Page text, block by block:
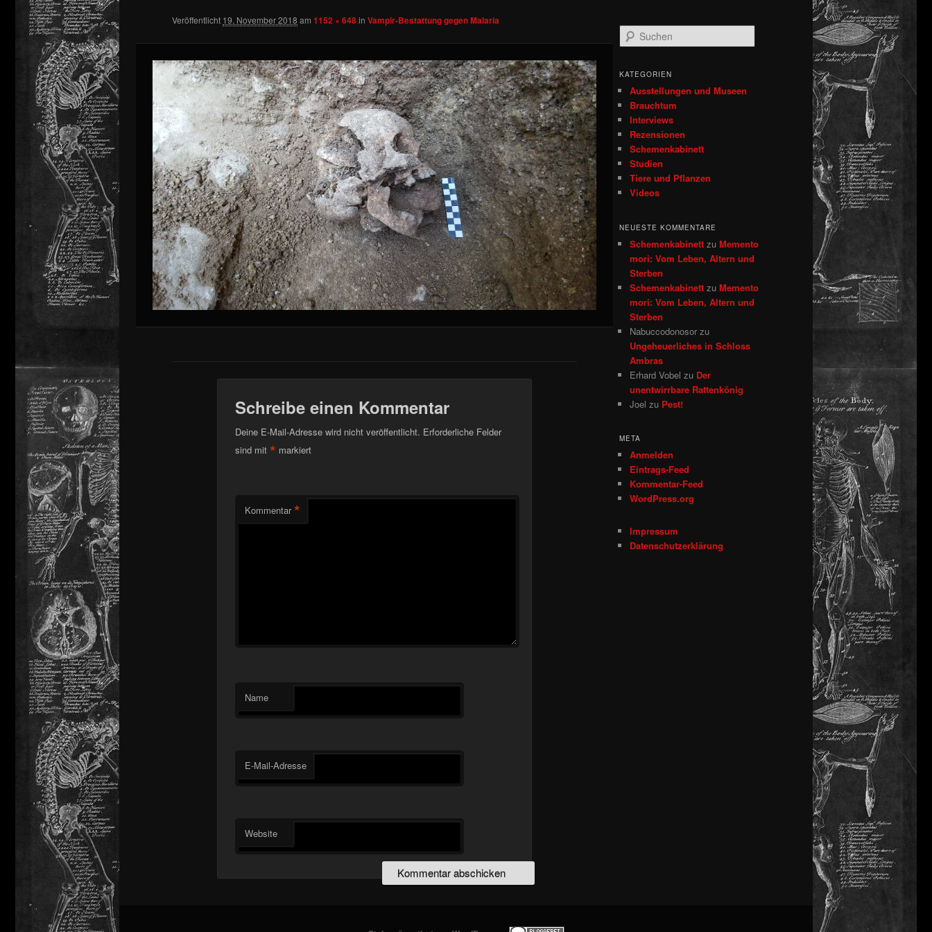
springen
Veröffentlicht 19. November 2018 am 1152 × 648in Vampir-Bestattung gegen Malaria
Schreibe einen Kommentar
Deine E-Mail-Adresse wird nicht veröffentlicht. Erforderliche Felder
sind mit * markiert
Kommentar *
Name
E-Mail-Adresse
Website
u
h
KATEGORIEN
Ausstellungen und Museen
Brauchtum
Interviews
Rezensionen
Schemenkabinett
Studien
Tiere und Pflanzen
Videos
NEUESTE KOMMENTARE
Schemenkabinett zu Memento
mori: Vom Leben, Altern und
Sterben
Schemenkabinett zu Memento
mori: Vom Leben, Altern und
Sterben
Nabuccodonosor zu
Ungeheuerliches in Schloss
Ambras
Erhard Vobel zu Der
unentwirrbare Rattenkönig
Joel zu Pest!
META
Anmelden
Eintrags-Feed
Kommentar-Feed
WordPress.org
Impressum
Datenschutzerklärung